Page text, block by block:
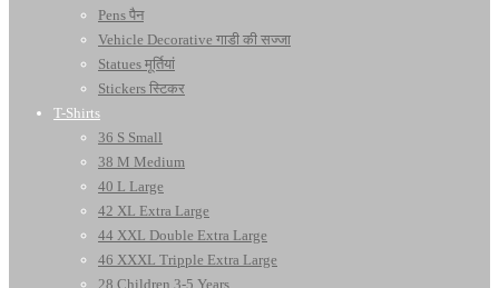
Pens पैन
Vehicle Decorative गाडी की सज्जा
Statues मूर्तियां
Stickers स्टिकर
T-Shirts
36 S Small
38 M Medium
40 L Large
42 XL Extra Large
44 XXL Double Extra Large
46 XXXL Tripple Extra Large
28 Children 3-5 Years